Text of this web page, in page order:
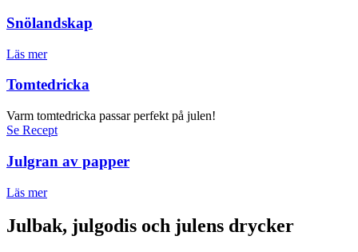
Snölandskap
Läs mer
Tomtedricka
Varm tomtedricka passar perfekt på julen!
Se Recept
Julgran av papper
Läs mer
Julbak, julgodis och julens drycker